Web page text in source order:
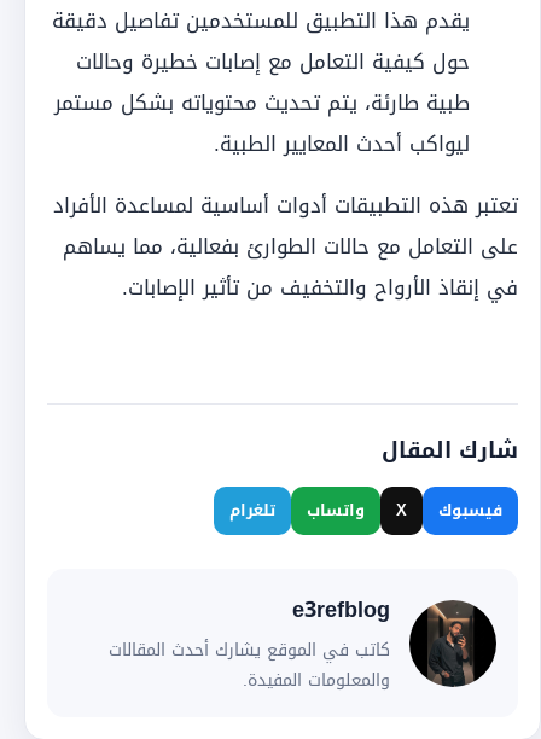
يقدم هذا التطبيق للمستخدمين تفاصيل دقيقة
حول كيفية التعامل مع إصابات خطيرة وحالات
طبية طارئة، يتم تحديث محتوياته بشكل مستمر
ليواكب أحدث المعايير الطبية.
تعتبر هذه التطبيقات أدوات أساسية لمساعدة الأفراد
على التعامل مع حالات الطوارئ بفعالية، مما يساهم
في إنقاذ الأرواح والتخفيف من تأثير الإصابات.
شارك المقال
فيسبوك X واتساب تلغرام
e3refblog
كاتب في الموقع يشارك أحدث المقالات
والمعلومات المفيدة.